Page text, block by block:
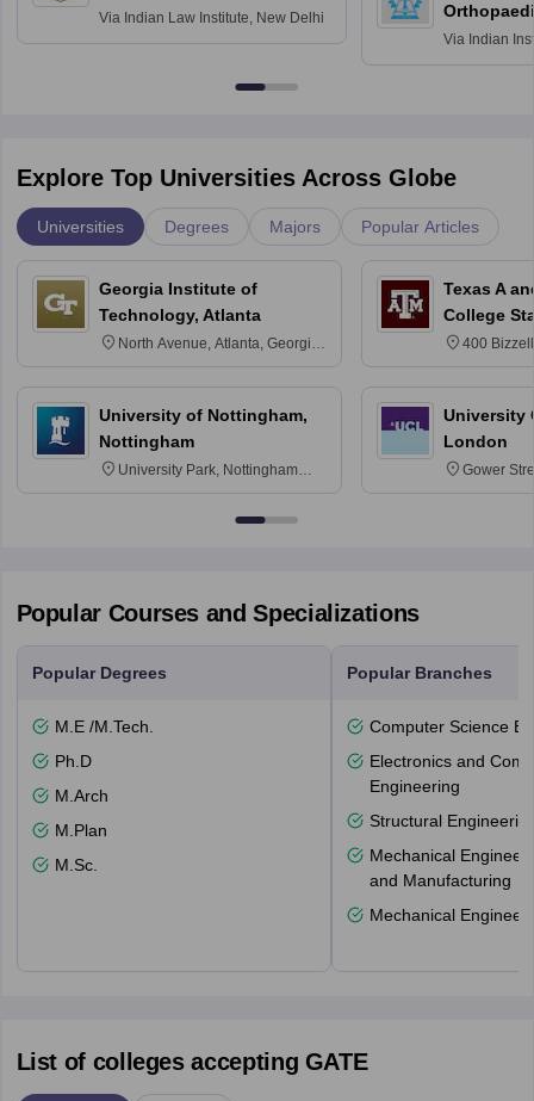
Via Indian Law Institute, New Delhi
Via Indian
Kharagpur
Explore Top Universities Across Globe
Universities Degrees Majors Popular Articles
Georgia Institute of
Technology, Atlanta
North Avenue, Atlanta, Georgia
30332
University of Nottingham,
Nottingham
University Park, Nottingham
NG7 2RD
Texas A
College
400
Texas
University
London
Gower
6BT
Popular Courses and Specializations
Popular Degrees
M.E /M.Tech.
Ph.D
M.Arch
M.Plan
M.Sc.
Popular Branches
Computer Science
Electronics and
Engineering
Structural
Mechanical
and Manufacturing
Mechanical
List of colleges accepting GATE